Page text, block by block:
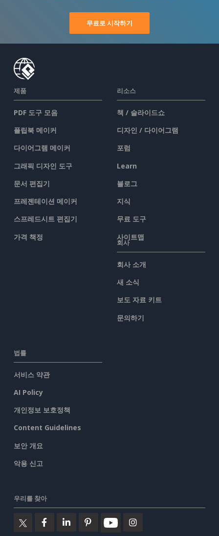
무료로 시작하기
제품
PDF 도구 모음
플립북 메이커
다이어그램 메이커
그래픽 디자인 도구
문서 편집기
프레젠테이션 메이커
스프레드시트 편집기
가격 책정
리소스
책 / 슬라이드쇼
디자인 / 다이어그램
포럼
Learn
블로그
지식
무료 도구
사이트맵
회사
회사 소개
새 소식
보도 자료 키트
문의하기
법률
서비스 약관
AI Policy
개인정보 보호정책
Content Guidelines
보안 개요
악용 신고
우리를 찾아